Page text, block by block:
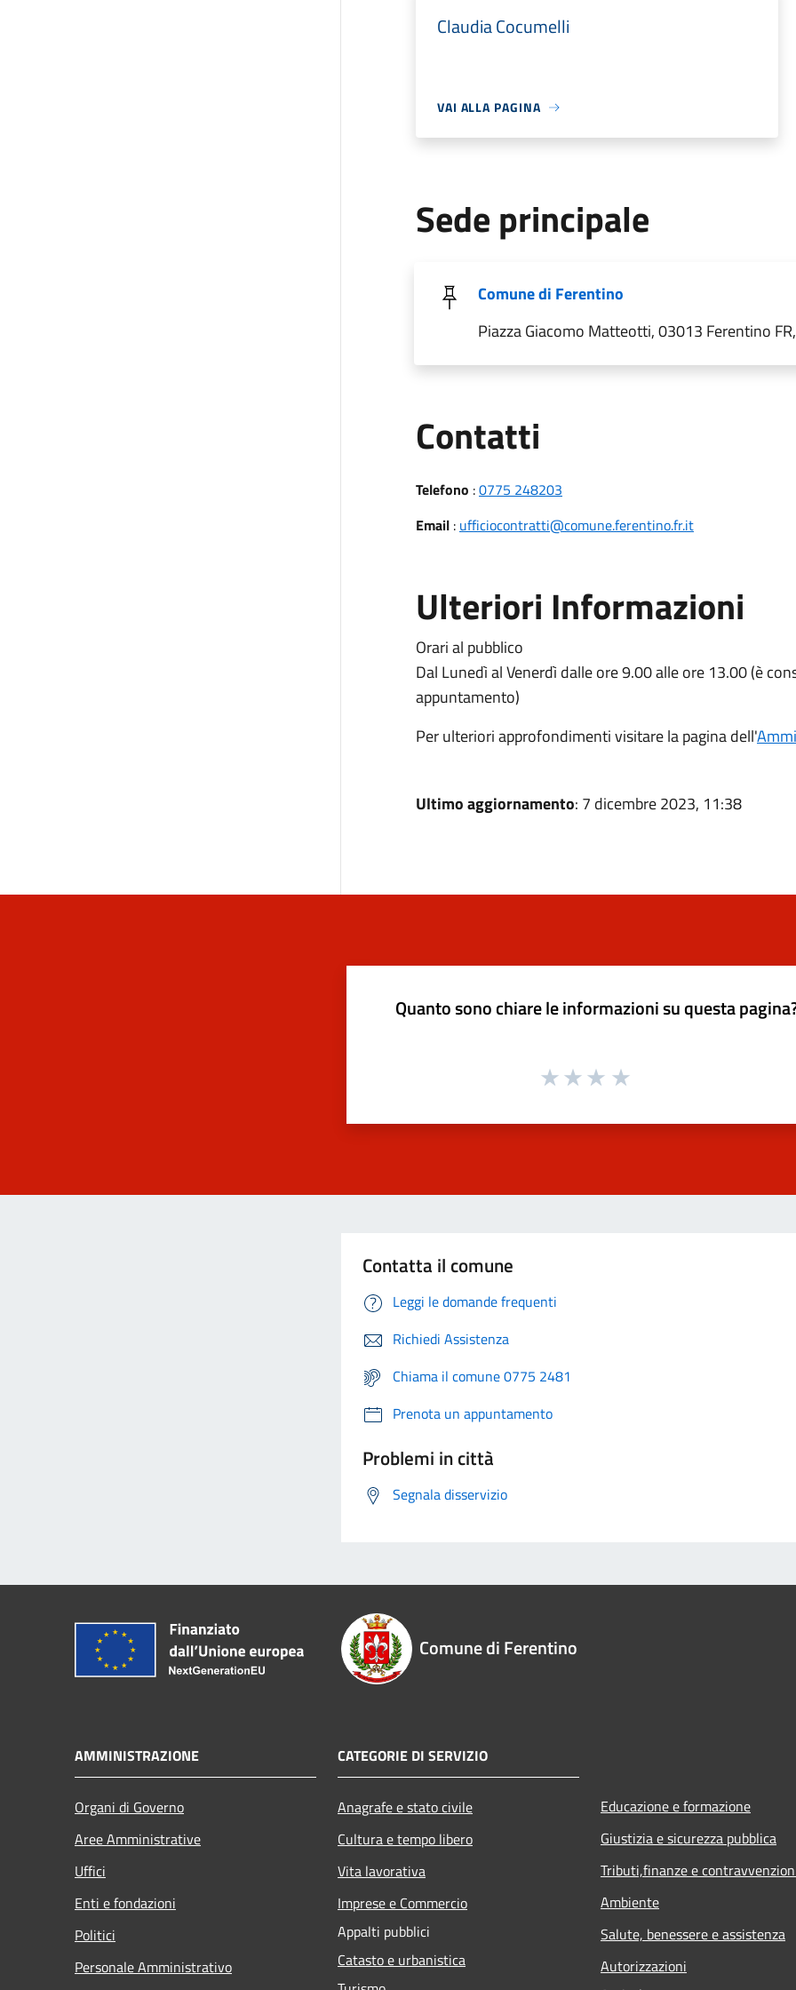
Claudia Cocumelli
VAI ALLA PAGINA
Sede principale
Comune di Ferentino
Piazza Giacomo Matteotti, 03013 Ferentino
Contatti
Telefono :0775 248203
Email: ufficiocontratti@comune.ferentino.fr.it
Ulteriori Informazioni
Orari al pubblico
Dal Lunedì al Venerdì dalle ore 9.00 alle ore 13.00 (è
appuntamento)
Per ulteriori approfondimenti visitare la pagina dell'
Ultimo aggiornamento: 7 dicembre 2023, 11:38
Quanto sono chiare le informazioni su questa
Contatta il comune
Leggi le domande frequenti
Richiedi Assistenza
Chiama il comune 0775 2481
Prenota un appuntamento
Problemi in città
Segnala disservizio
Comune di Ferentino
AMMINISTRAZIONE
Organi di Governo
Aree Amministrative
Uffici
Enti e fondazioni
Politici
Personale Amministrativo
CATEGORIE DI SERVIZIO
Anagrafe e stato civile
Cultura e tempo libero
Vita lavorativa
Imprese e Commercio
Appalti pubblici
Catasto e urbanistica
Educazione e formazione
Giustizia e sicurezza pubblica
Tributi,finanze e
Ambiente
Salute, benessere e assistenza
Autorizzazioni